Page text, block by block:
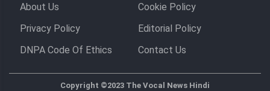
About Us
Cookie Policy
Privacy Policy
Editorial Policy
DNPA Code Of Ethics
Contact Us
Copyright ©2023 The Vocal News Hindi